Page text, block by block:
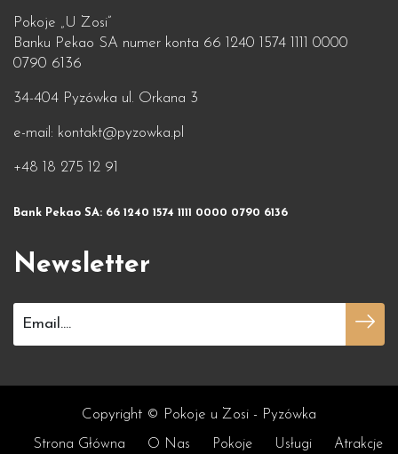
Pokoje „U Zosi”
Banku Pekao SA numer konta 66 1240 1574 1111 0000
0790 6136
34-404 Pyzówka ul. Orkana 3
e-mail: kontakt@pyzowka.pl
+48 18 275 12 91
Bank Pekao SA: 66 1240 1574 1111 0000 0790 6136
Newsletter
Copyright © Pokoje u Zosi - Pyzówka
Strona Główna O Nas Pokoje Usługi Atrakcje